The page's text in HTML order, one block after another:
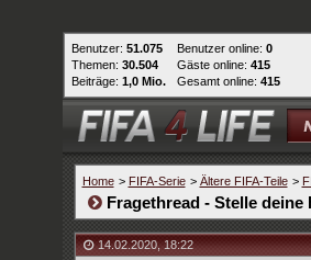
Benutzer: 51.075
Themen: 30.504
Beiträge: 1,0 Mio.
Benutzer online: 0
Gäste online: 415
Gesamt online: 415
Home > FIFA-Serie > Ältere FIFA-Teile >
Fragethread - Stelle deine
14.02.2020,18:22